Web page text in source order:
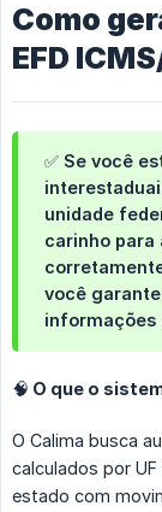
Como
EFD
✅ Se você
unidade
carinho para
você
informações
🧠 O que o
O Calima busca
calculados por UF
estado com